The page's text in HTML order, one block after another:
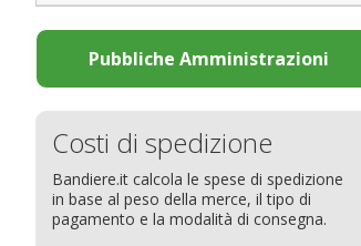
Bandiere Pubblicitarie
Natale e altre festività
Bandiere etniche e religiose
Bandiere per sbandieratori
Bandiere per barche
Bandiere per hotel
Bandiere per eventi
Bandiere per biciclette
Bandiere per autosaloni
La bandiera
Come disporre le bandiere
Dimensioni delle bandiere
Come piegare il tricolore
Pubbliche Amministrazioni
Costi di spedizione
Bandiere.it calcola le spese di spedizione
in base al peso della merce, il tipo di
pagamento e la modalità di consegna.